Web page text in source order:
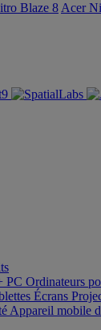
Blaze 8 Acer
PC Ordinateurs
Écrans
Appareil mobile